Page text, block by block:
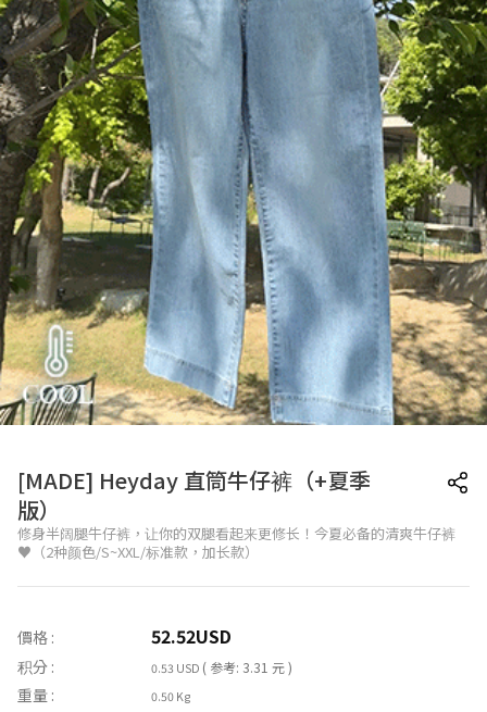
[MADE] Heyday 直筒牛仔裤（+夏季
版）
修身半阔腿牛仔裤，让你的双腿看起来更修长！今夏必备的清爽牛仔裤
♥（2种颜色/S~XXL/标准款，加长款）
價格 : 52.52USD
积分 : 0.53 USD ( 参考: 3.31 元 )
重量 : 0.50 Kg